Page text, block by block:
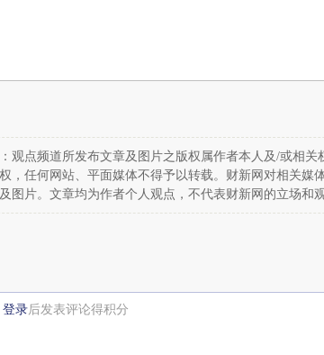
观点频道所发布文章及图片之版权属作者本人及/或相关
，任何网站、平面媒体不得予以转载。财新网对相关媒
图片。文章均为作者个人观点，不代表财新网的立场和观
登录后发表评论得积分